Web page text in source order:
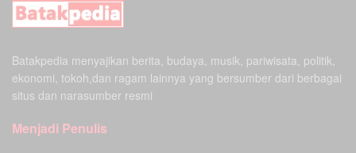
Batakpedia menyajikan berita, budaya, musik, pariwisata, politik,
ekonomi, tokoh,dan ragam lainnya yang bersumber dari berbagai
situs dan narasumber resmi
Menjadi Penulis